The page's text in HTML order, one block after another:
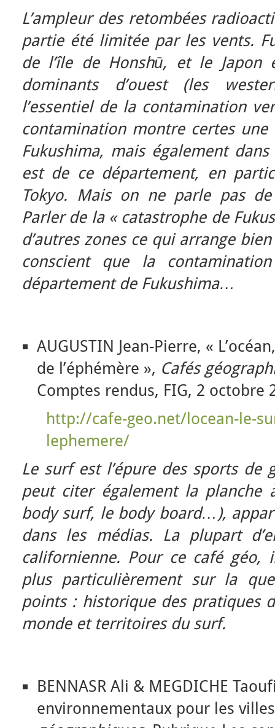
L’ampleur des retombées
partie été limitée par les vents.
de l’île de Honshū, et le Japon
dominants d’ouest (les
l’essentiel de la contamination
contamination montre certes
Fukushima, mais également
est de ce département, en
Tokyo. Mais on ne parle pas
Parler de la « catastrophe de
d’autres zones ce qui arrange
conscient que la
département de Fukushima…
AUGUSTIN Jean-Pierre, «
de l’éphémère », Cafés
Comptes rendus, FIG, 2 octobre
http://cafe-geo.net/locean-le-
lephemere/
Le surf est l’épure des sports de
peut citer également la planche
body surf, le body board…),
dans les médias. La plupart
californienne. Pour ce café géo,
plus particulièrement sur la
points : historique des pratiques
monde et territoires du surf.
BENNASR Ali & MEGDICHE
environnementaux pour les